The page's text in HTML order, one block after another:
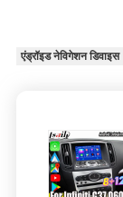
एंड्रॉइड नेविगेशन डिवाइस